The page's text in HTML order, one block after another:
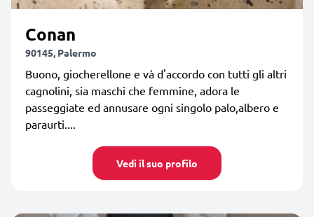
Conan
90145, Palermo
Buono, giocherellone e và d'accordo con tutti gli altri
cagnolini, sia maschi che femmine, adora le
passeggiate ed annusare ogni singolo palo,albero e
paraurti....
Vedi il suo profilo